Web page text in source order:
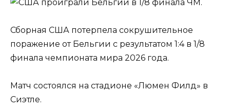
Сборная США потерпела сокрушительное
поражение от Бельгии с результатом 1:4 в 1/8
финала чемпионата мира 2026 года.
Матч состоялся на стадионе «Люмен Филд» в
Сиэтле.